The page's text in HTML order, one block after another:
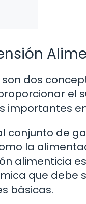
dos
el
importantes
conjunto de
la
alimenticia
que debe
básicas.